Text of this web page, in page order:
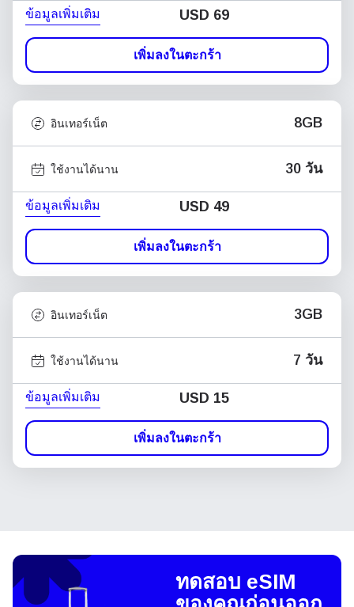
ข้อมูลเพิ่มเติม USD 69
เพิ่มลงในตะกร้า
อินเทอร์เน็ต 8GB
ใช้งานได้นาน 30 วัน
ข้อมูลเพิ่มเติม USD 49
เพิ่มลงในตะกร้า
อินเทอร์เน็ต 3GB
ใช้งานได้นาน 7 วัน
ข้อมูลเพิ่มเติม USD 15
เพิ่มลงในตะกร้า
ทดสอบ eSIM